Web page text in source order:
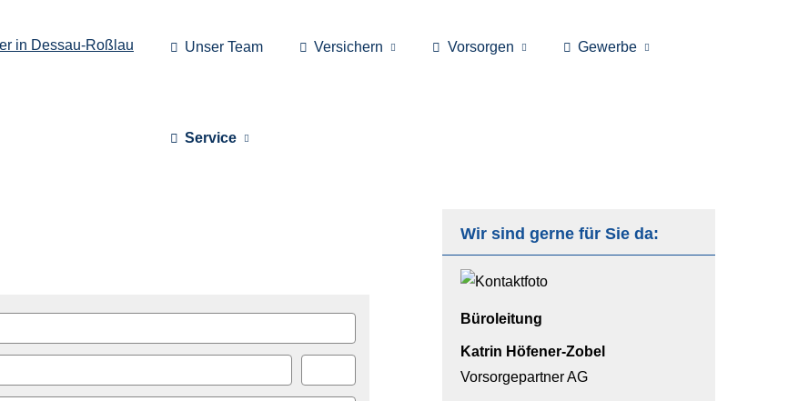
Unser Team Versichern Vorsorgen Gewerbe
Service
Wir sind gerne für Sie da:
Büroleitung
Katrin Höfener-Zobel
Vorsorgepartner AG